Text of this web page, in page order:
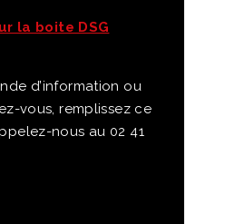
la boite DSG
d’information ou
vous, remplissez ce
nous au 02 41